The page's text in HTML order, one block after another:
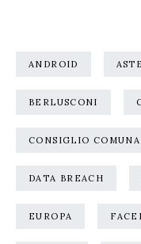
ANDROID
BERLUSCONI
CONSIGLIO
DATA BREACH
EUROPA